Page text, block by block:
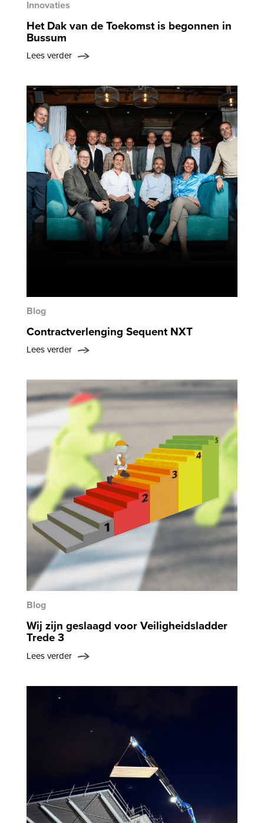
Innovaties
Het Dak van de Toekomst is begonnen in
Bussum
Lees verder
Blog
Contractverlenging Sequent NXT
Lees verder
Blog
Wij zijn geslaagd voor Veiligheidsladder
Trede 3
Lees verder